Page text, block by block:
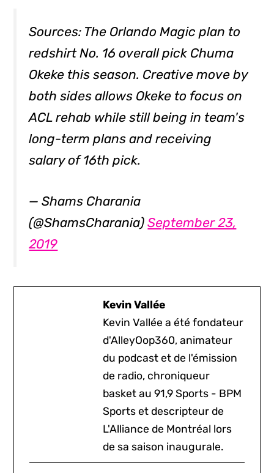
Sources: The Orlando Magic plan to
redshirt No. 16 overall pick Chuma
Okeke this season. Creative move by
both sides allows Okeke to focus on
ACL rehab while still being in team's
long-term plans and receiving
salary of 16th pick.
— Shams Charania
(@ShamsCharania)September 23,
2019
Kevin Vallée
Kevin Vallée a été fondateur
d'AlleyOop360, animateur
du podcast et de l'émission
de radio, chroniqueur
basket au 91,9 Sports - BPM
Sports et descripteur de
L'Alliance de Montréal lors
de sa saison inaugurale.